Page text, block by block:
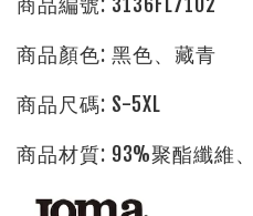
商品顏色: 黑色、藏青
商品尺碼: S-5XL
商品材質: 93%聚酯纖維